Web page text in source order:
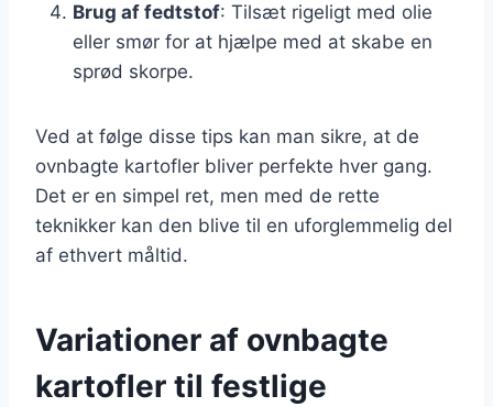
Brug af fedtstof: Tilsæt rigeligt med olie
eller smør for at hjælpe med at skabe en
sprød skorpe.
Ved at følge disse tips kan man sikre, at de
ovnbagte kartofler bliver perfekte hver gang.
Det er en simpel ret, men med de rette
teknikker kan den blive til en uforglemmelig del
af ethvert måltid.
Variationer af ovnbagte
kartofler til festlige